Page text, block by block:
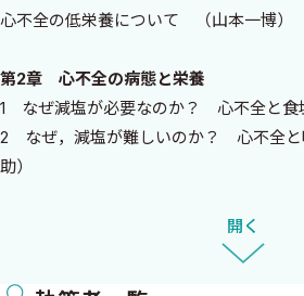
礎研究から臨床の内容まで，幅広い内容
や心不全の専門家，多職種の執筆者，総
んに還元されることを願っています．
新時代になり，心不全を取り巻く環境
る新しいデバイスの登場により劇的に変
養に関する研究も，今回を機に，さらに
楽しみにしています．トピックスにも取
不全における腸内細菌叢などの研究も盛
心不全の低栄養について （山本一博）
第2章 心不全の病態と栄養
1 なぜ減塩が必要なのか？ 心不全と食
2 なぜ，減塩が難しいのか？ 心不全と
助）
4 なぜ，低栄養をきたすのか？ 心不全
5 なぜ，低栄養をきたすのか？ 心不全
開く